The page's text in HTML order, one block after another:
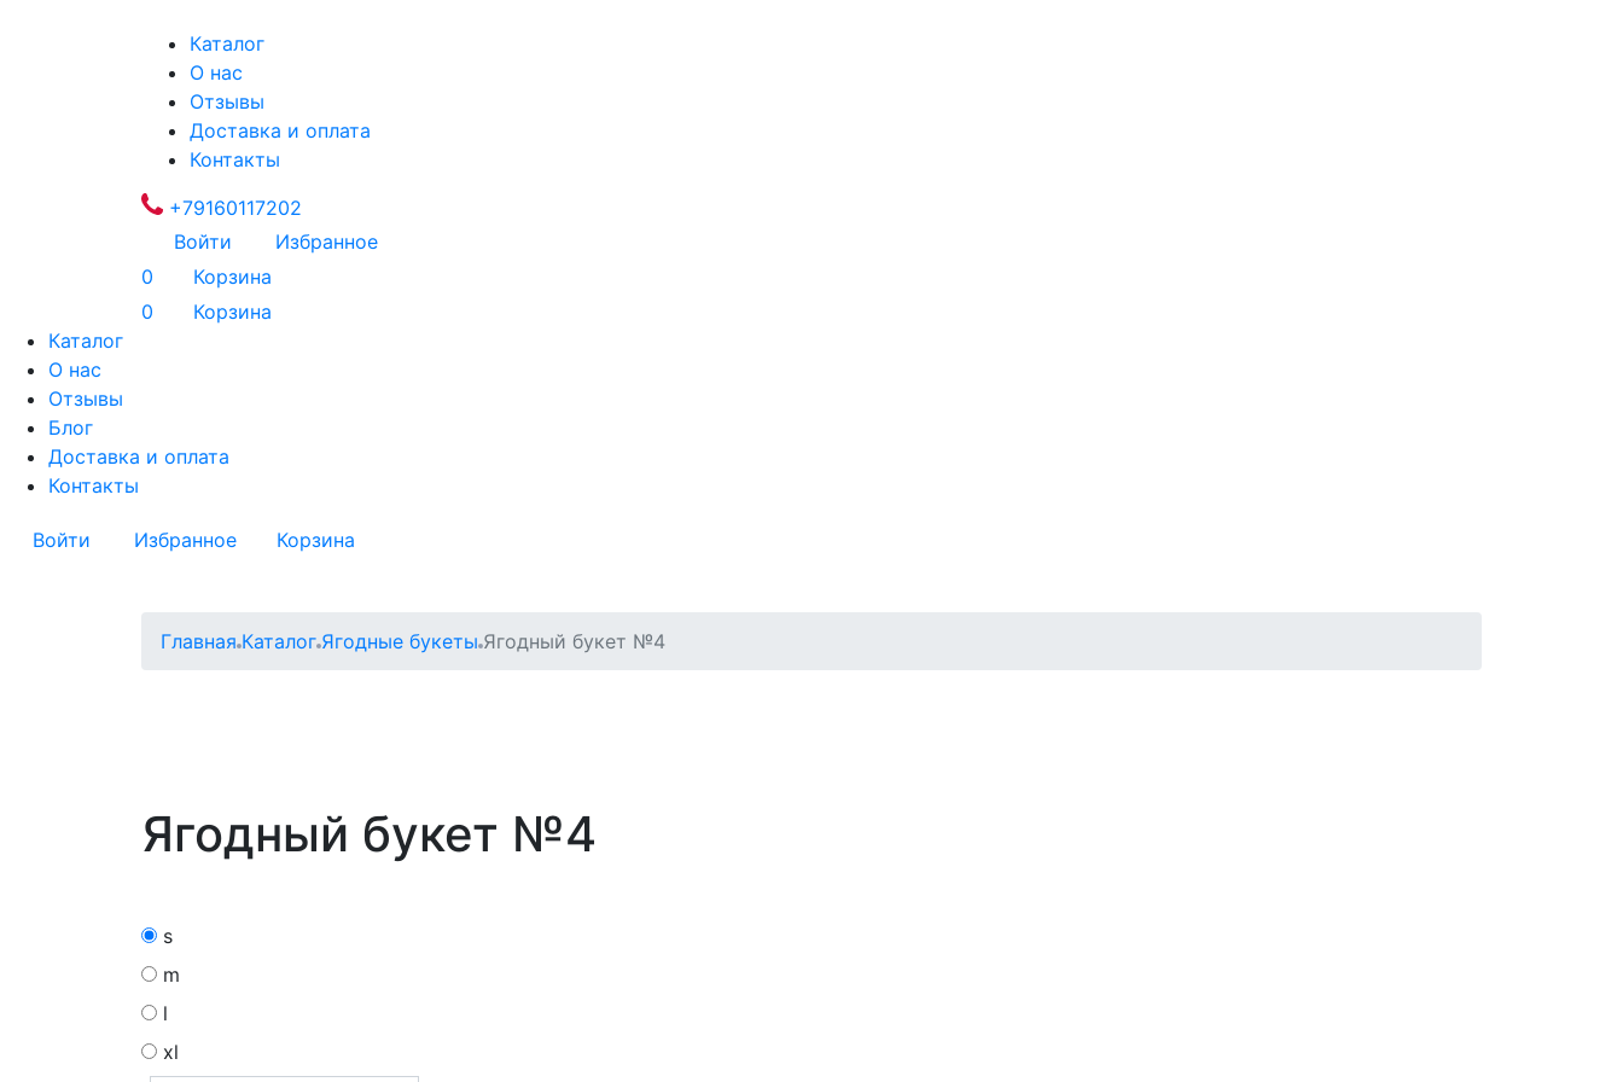
Каталог
О нас
Отзывы
Доставка и оплата
Контакты
+79160117202
Войти
Избранное
0
Корзина
0
Корзина
Каталог
О нас
Отзывы
Блог
Доставка и оплата
Контакты
Войти Избранное Корзина
Главная Каталог Ягодные букеты Ягодный букет №4
Ягодный букет №4
s
m
l
xl